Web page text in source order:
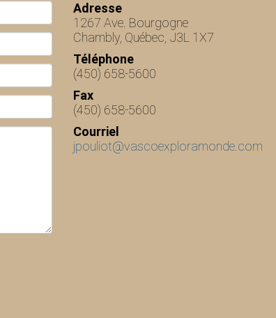
Adresse
1267 Ave. Bourgogne
Chambly, Québec, J3L 1X7
Téléphone
(450) 658-5600
Fax
(450) 658-5600
Courriel
jpouliot@vascoexploramonde.com